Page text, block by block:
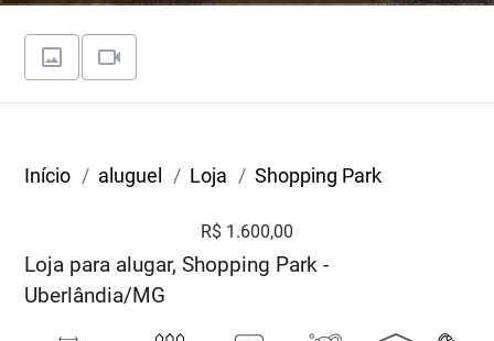
Início aluguel Loja Shopping Park
R$ 1.600,00
Loja para alugar, Shopping Park -
Uberlândia/MG